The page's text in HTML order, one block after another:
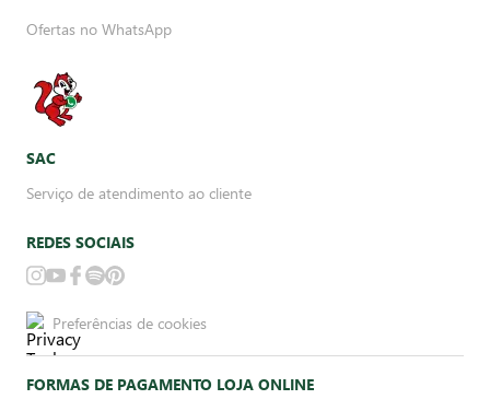
Ofertas no WhatsApp
SAC
Serviço de atendimento ao cliente
REDES SOCIAIS
Preferências de cookies
FORMAS DE PAGAMENTO LOJA ONLINE